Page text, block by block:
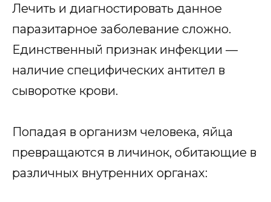
Лечить и диагностировать данное
паразитарное заболевание сложно.
Единственный признак инфекции —
наличие специфических антител в
сыворотке крови.
Попадая в организм человека, яйца
превращаются в личинок, обитающие в
различных внутренних органах: